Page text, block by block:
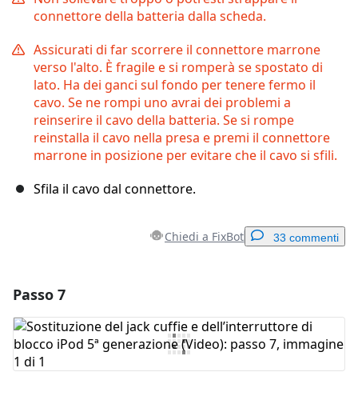
connettore della batteria dalla scheda.
Assicurati di far scorrere il connettore marrone
verso l'alto. È fragile e si romperà se spostato di
lato. Ha dei ganci sul fondo per tenere fermo il
cavo. Se ne rompi uno avrai dei problemi a
reinserire il cavo della batteria. Se si rompe
reinstalla il cavo nella presa e premi il connettore
marrone in posizione per evitare che il cavo si sfili.
Sfila il cavo dal connettore.
Chiedi a FixBot 33 commenti
Aggiungi Commento
Passo 7